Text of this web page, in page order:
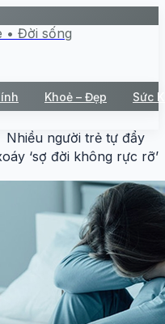
• Đời sống
Khoẻ – Đẹp Sức
Nhiều người trẻ tự đẩy
‘sợ đời không rực rỡ’